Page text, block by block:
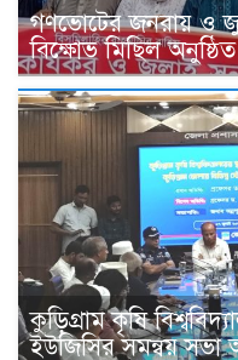
গণভোটের জনরায় ও
বিক্ষোভ মিছিল অনুষ্ঠিত
কুড়িগ্রাম কৃষি
ইউজিসির সমন্বয় সভা